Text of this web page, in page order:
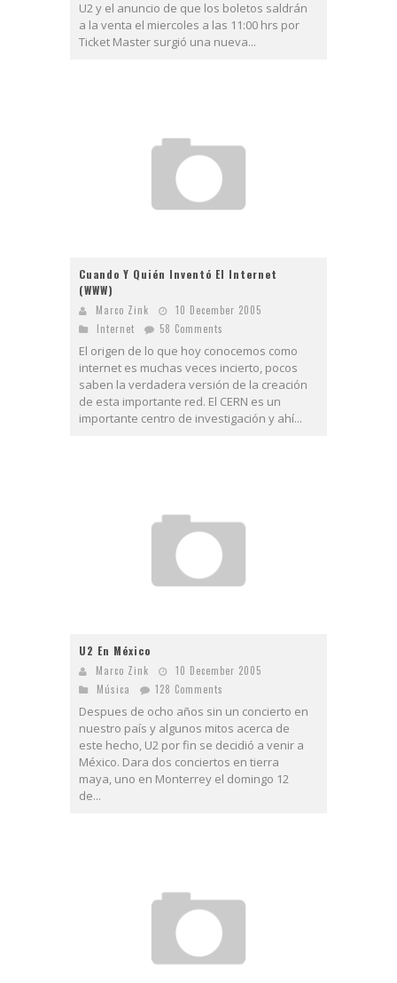
U2 y el anuncio de que los boletos saldrán
a la venta el miercoles a las 11:00 hrs por
Ticket Master surgió una nueva...
Cuando Y Quién Inventó El Internet
(WWW)
Marco Zink
10 December 2005
Internet
58 Comments
El origen de lo que hoy conocemos como
internet es muchas veces incierto, pocos
saben la verdadera versión de la creación
de esta importante red. El CERN es un
importante centro de investigación y ahí...
U2 En México
Marco Zink
10 December 2005
Música
128 Comments
Despues de ocho años sin un concierto en
nuestro país y algunos mitos acerca de
este hecho, U2 por fin se decidió a venir a
México. Dara dos conciertos en tierra
maya, uno en Monterrey el domingo 12
de...